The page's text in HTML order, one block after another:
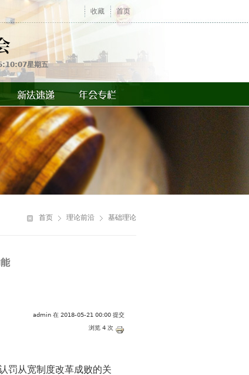
收藏 首页
星期五
在
首页 理论前沿 基础理论
admin 在 2018-05-21 00:00 提交
浏览 4 次
罚从宽制度改革成败的关